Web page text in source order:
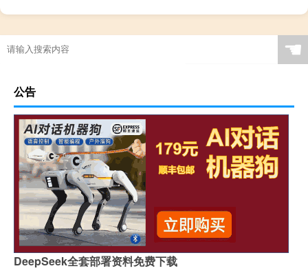
原神棋牌1.2怎么打
网球比赛一场大约多久
排球一球多少分
历届奥运会在哪个国家 ☚
公告
DeepSeek全套部署资料免费下载